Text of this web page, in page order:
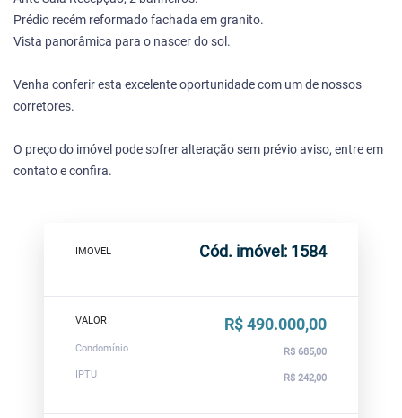
Prédio recém reformado fachada em granito.
Vista panorâmica para o nascer do sol.
Venha conferir esta excelente oportunidade com um de nossos
corretores.
O preço do imóvel pode sofrer alteração sem prévio aviso, entre em
contato e confira.
IMOVEL Cód. imóvel: 1584
VALOR R$ 490.000,00
Condomínio
R$ 685,00
IPTU
R$ 242,00